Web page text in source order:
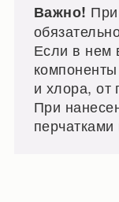
Важно!
Если в нем
и хлора, от
При